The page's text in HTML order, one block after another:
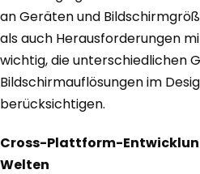
an Geräten und
als auch Herausforderungen
wichtig, die unterschiedlichen
Bildschirmauflösungen im
berücksichtigen.
Cross-Plattform-
Welten